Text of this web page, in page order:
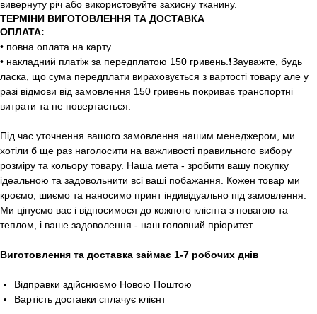
вивернуту річ або використовуйте захисну тканину.
ТЕРМІНИ ВИГОТОВЛЕННЯ ТА ДОСТАВКА
ОПЛАТА:
• повна оплата на карту
• накладний платіж за передплатою 150 гривень.❗️Зауважте, будь
ласка, що сума передплати вираховується з вартості товару але у
разі відмови від замовлення 150 гривень покриває транспортні
витрати та не повертається.
Під час уточнення вашого замовлення нашим менеджером, ми
хотіли б ще раз наголосити на важливості правильного вибору
розміру та кольору товару. Наша мета - зробити вашу покупку
ідеальною та задовольнити всі ваші побажання. Кожен товар ми
кроємо, шиємо та наносимо принт індивідуально під замовлення.
Ми цінуємо вас і відносимося до кожного клієнта з повагою та
теплом, і ваше задоволення - наш головний пріоритет.
Виготовлення та доставка займає 1-7 робочих днів
Відправки здійснюємо Новою Поштою
Вартість доставки сплачує клієнт